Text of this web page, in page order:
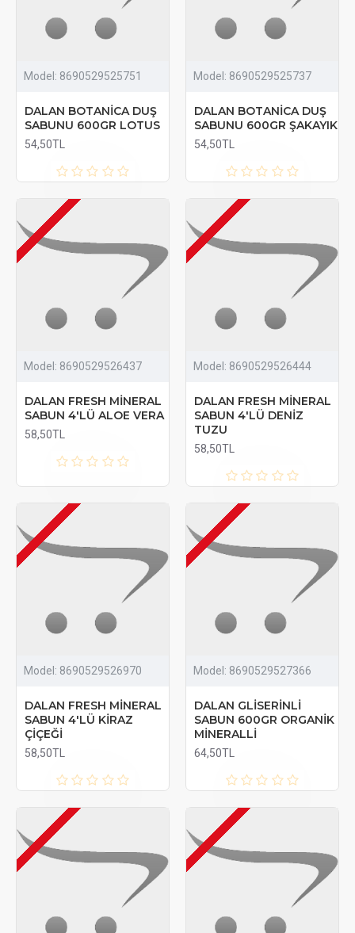
Model: 8690529525751
DALAN BOTANİCA DUŞ
SABUNU 600GR LOTUS
54,50TL
Model: 8690529525737
DALAN BOTANİCA DUŞ
SABUNU 600GR ŞAKAYIK
54,50TL
Model: 8690529526437
DALAN FRESH MİNERAL
SABUN 4'LÜ ALOE VERA
58,50TL
Model: 8690529526444
DALAN FRESH MİNERAL
SABUN 4'LÜ DENİZ
TUZU
58,50TL
Model: 8690529526970
DALAN FRESH MİNERAL
SABUN 4'LÜ KİRAZ
ÇİÇEĞİ
58,50TL
Model: 8690529527366
DALAN GLİSERİNLİ
SABUN 600GR ORGANİK
MİNERALLİ
64,50TL